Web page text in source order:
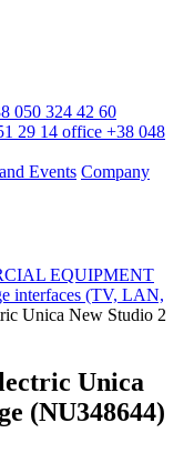
050 324 42 60
29 14 office +38 048
Events Company
EQUIPMENT
interfaces (TV, LAN,
Unica New Studio 2
Unica
(NU348644)